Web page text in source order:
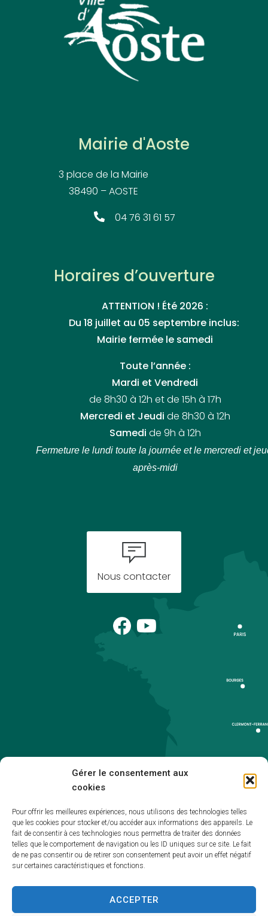
Gérer le consentement aux
cookies
Pour offrir les meilleures expériences, nous utilisons des technologies telles
que les cookies pour stocker et/ou accéder aux informations des appareils. Le
fait de consentir à ces technologies nous permettra de traiter des données
telles que le comportement de navigation ou les ID uniques sur ce site. Le fait
de ne pas consentir ou de retirer son consentement peut avoir un effet négatif
sur certaines caractéristiques et fonctions.
ACCEPTER
Mairie d'Aoste
3 place de la Mairie
38490 – AOSTE
04 76 31 61 57
Horaires d’ouverture
ATTENTION ! Été 2026 :
Du 18 juillet au 05 septembre inclus:
Mairie fermée le samedi
Toute l’année :
Mardi et Vendredi
de 8h30 à 12h et de 15h à 17h
Mercredi et Jeudi de 8h30 à 12h
Samedi de 9h à 12h
Fermeture le lundi toute la journée et le mercredi et
après-midi
Nous contacter
Accessibilité